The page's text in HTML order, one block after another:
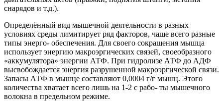
снарядов и т.д.).
Определённый вид мышечной деятельности в разных
условиях среды лимитирует ряд факторов, чаще всего разные
типы энерго- обеспечения. Для своего сокращения мышца
использует энергию макроэргических связей, своеобразного
«аккумулятора» энергии АТФ. При гидролизе АТФ до АДФ
высвобождается энергия разрушенной макроэргической связи.
Запасы АТФ в мышце составляют 0,0004 г/г мышц. Этого
количества хватает всего лишь на 1-2 с рабо- ты мышечного
волокна в предельном режиме.